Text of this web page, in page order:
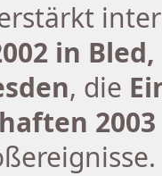
in
, die
2003